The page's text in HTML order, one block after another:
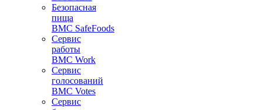
Безопасная
пища
BMC SafeFoods
Сервис
работы
BMC Work
Сервис
голосований
BMC Votes
Сервис